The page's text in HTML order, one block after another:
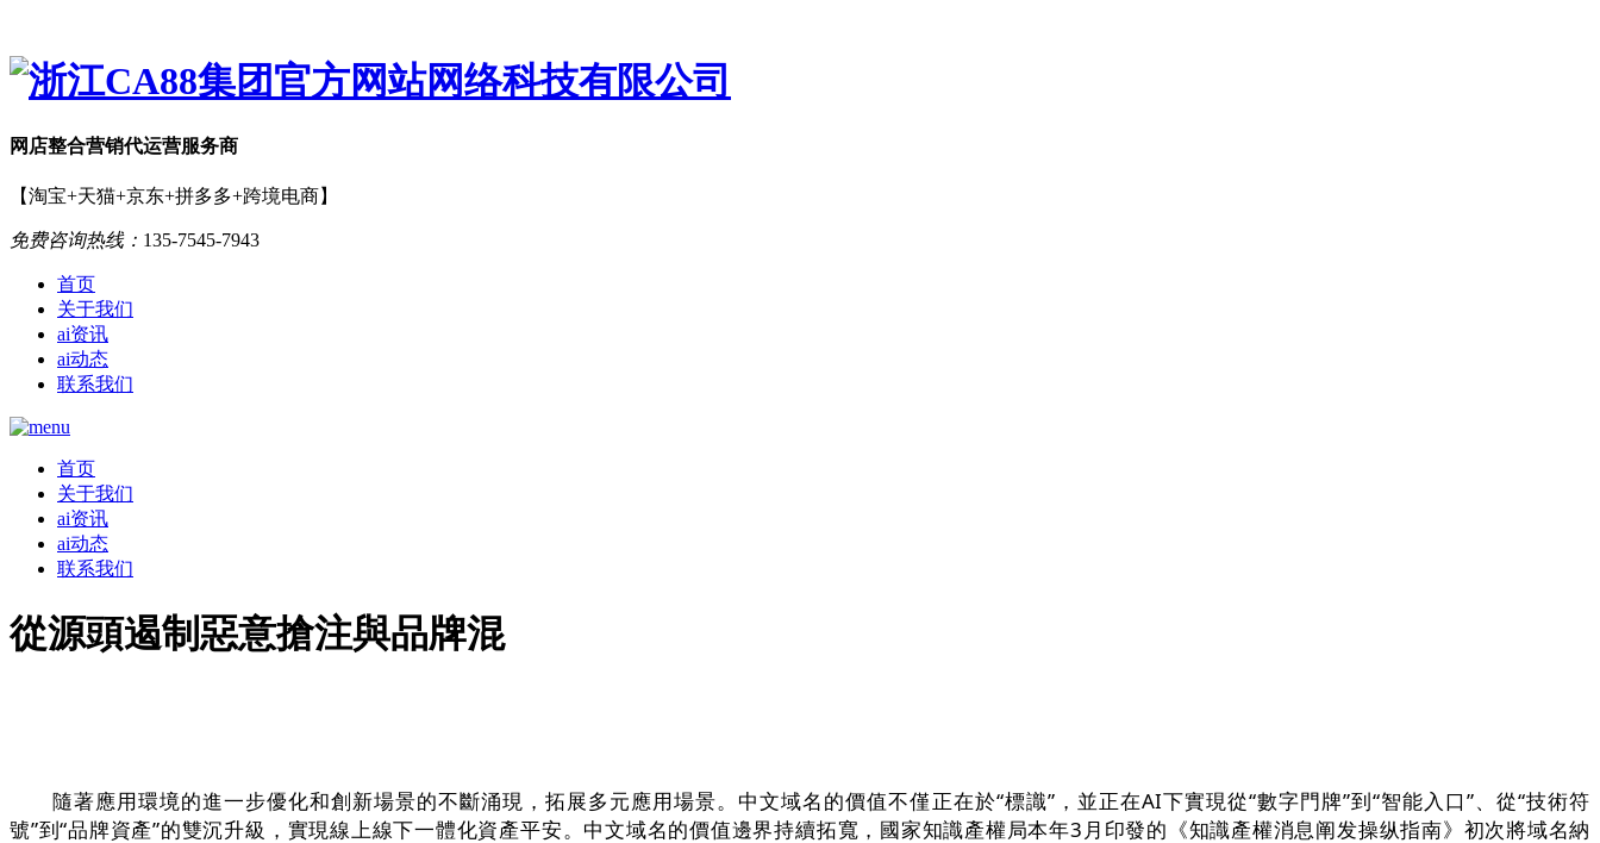
网店整合营销代运营服务商
【淘宝+天猫+京东+拼多多+跨境电商】
免费咨询热线： 135-7545-7943
首页
关于我们
ai资讯
ai动态
联系我们
首页
关于我们
ai资讯
ai动态
联系我们
從源頭遏制惡意搶注與品牌混
隨著應用環境的進一步優化和創新場景的不斷涌現，拓展多元應用場景。中文域名的價值不僅正在於“標識”，並正在AI下實現從“數字門牌”到“智能入口”、從“技術符
號”到“品牌資產”的雙沉升級，實現線上線下一體化資產平安。中文域名的價值邊界持續拓寬，國家知識產權局本年3月印發的《知識產權消息阐发操纵指南》初次將域名納